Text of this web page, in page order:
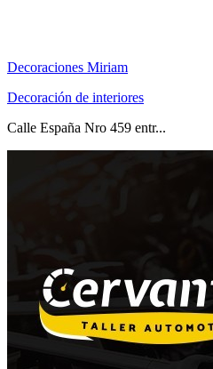
Decoraciones Miriam
Decoración de interiores
Calle España Nro 459 entr...